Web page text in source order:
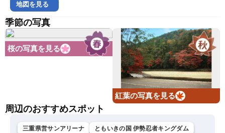
地図を見る
季節の写真
桜の写真を見る
紅葉の写真を見る
周辺のおすすめスポット
三重県営サンアリーナ
ともいきの国 伊勢忍者キングダム